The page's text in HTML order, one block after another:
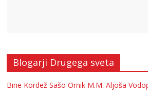
Blogarji Drugega sveta
Bine Kordež Sašo Ornik M.M. Aljoša